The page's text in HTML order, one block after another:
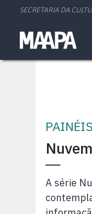
SECRETARIA DA
PAINÉIS
Nuvem
A série